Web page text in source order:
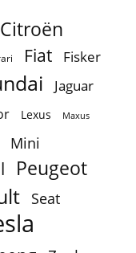
Citroën
Fiat Fisker
Jaguar
Lexus Maxus
Mini
Peugeot
Seat